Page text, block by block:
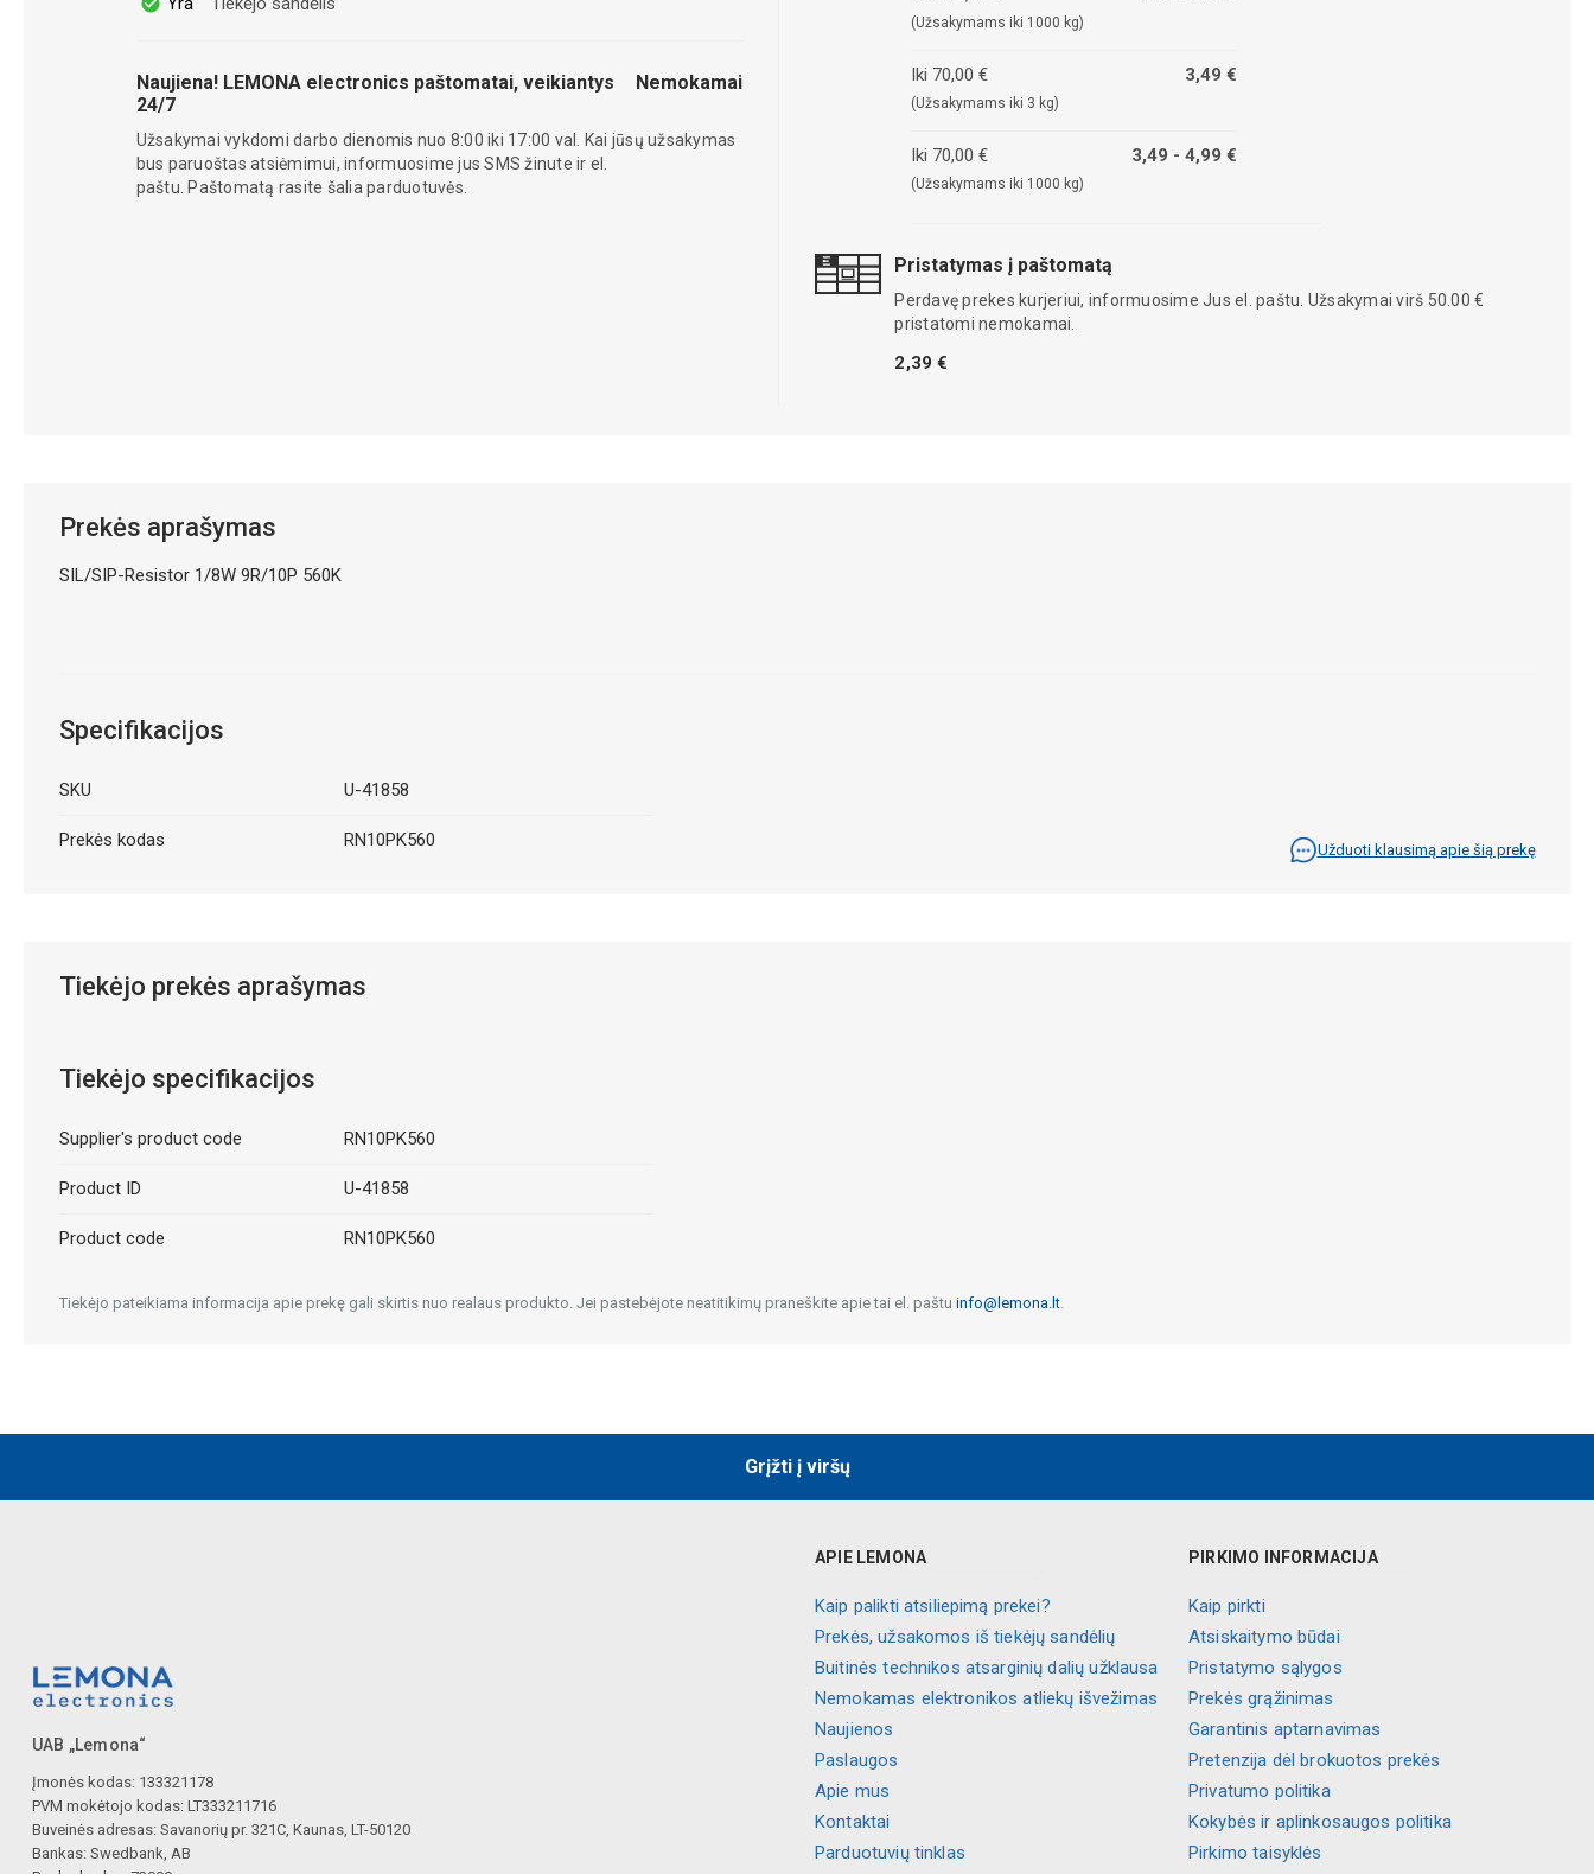
Naujiena! LEMONA electronics paštomatai, veikiantys
24/7
Nemokamai
Užsakymai vykdomi darbo dienomis nuo 8:00 iki 17:00 val. Kai jūsų užsakymas
bus paruoštas atsiėmimui, informuosime jus SMS žinute ir el.
paštu. Paštomatą rasite šalia parduotuvės.
(Užsakymams iki 1000 kg)
Iki 70,00 €
(Užsakymams iki 3 kg)
3,49 €
Iki 70,00 €
(Užsakymams iki 1000 kg)
3,49 - 4,99 €
Pristatymas į paštomatą
Perdavę prekes kurjeriui, informuosime Jus el. paštu. Užsakymai virš 50.00 €
pristatomi nemokamai.
2,39 €
Prekės aprašymas
SIL/SIP-Resistor 1/8W 9R/10P 560K
Specifikacijos
SKU U-41858
Prekės kodas RN10PK560 Užduoti klausimą apie šią prekę
Tiekėjo prekės aprašymas
Tiekėjo specifikacijos
Supplier's product code RN10PK560
Product ID U-41858
Product code RN10PK560
Tiekėjo pateikiama informacija apie prekę gali skirtis nuo realaus produkto. Jei pastebėjote neatitikimų praneškite apie tai el. paštu info@lemona.lt.
Grįžti į viršų
UAB „Lemona“
Įmonės kodas: 133321178
PVM mokėtojo kodas: LT333211716
Buveinės adresas: Savanorių pr. 321C, Kaunas, LT-50120
Bankas: Swedbank, AB
APIE LEMONA
Kaip palikti atsiliepimą prekei?
Prekės, užsakomos iš tiekėjų sandėlių
Buitinės technikos atsarginių dalių užklausa
Nemokamas elektronikos atliekų išvežimas
Naujienos
Paslaugos
Apie mus
Kontaktai
Parduotuvių tinklas
PIRKIMO INFORMACIJA
Kaip pirkti
Atsiskaitymo būdai
Pristatymo sąlygos
Prekės grąžinimas
Garantinis aptarnavimas
Pretenzija dėl brokuotos prekės
Privatumo politika
Kokybės ir aplinkosaugos politika
Pirkimo taisyklės